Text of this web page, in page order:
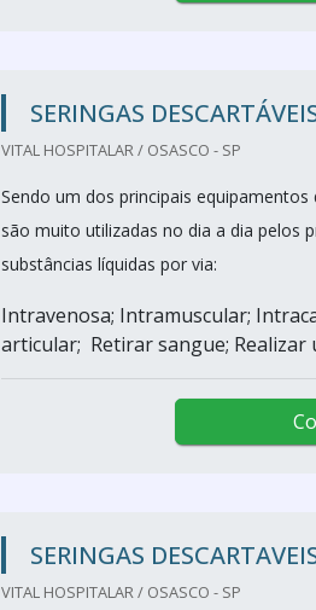
SERINGAS
VITAL HOSPITALAR / OSASCO - SP
Sendo um dos principais
são muito utilizadas no dia a dia pelos
substâncias líquidas por via:
Intravenosa; Intramuscular;
articular; Retirar sangue; Realizar
SERINGAS
VITAL HOSPITALAR / OSASCO - SP